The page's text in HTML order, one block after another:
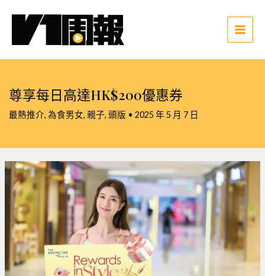
Main
尊享每日高達HK$200優惠券
最熱推介, 為食男女, 親子, 頭版 • 2025 年 5 月 7 日